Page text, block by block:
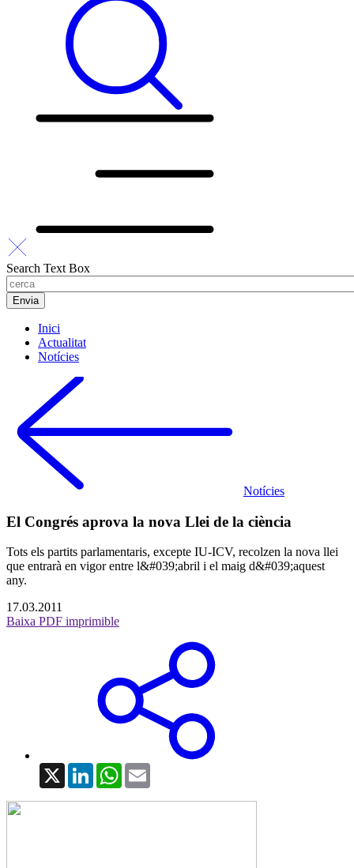
Search Text Box
Inici
Actualitat
Notícies
Notícies
El Congrés aprova la nova Llei de la ciència
Tots els partits parlamentaris, excepte IU-ICV, recolzen la nova llei
que entrarà en vigor entre l&#039;abril i el maig d&#039;aquest
any.
17.03.2011
Baixa PDF imprimible
X LinkedInWhatsApp